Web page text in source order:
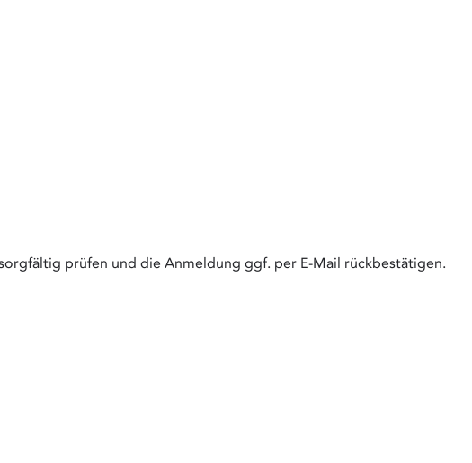
prüfen und die Anmeldung ggf. per E-Mail rückbestätigen.